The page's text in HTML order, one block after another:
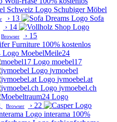
Schubiger Möbel
› 13
Sofa
› 14
Browser › 15
Furniture 100% kostenlos
MoebelMeile24
moebel17
jvmoebel
jvmoebel.at
jvmoebel.ch
Browser › 22
interama 100%